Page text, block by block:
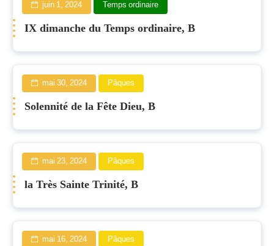
juin 1, 2024 Temps ordinaire
IX dimanche du Temps ordinaire, B
mai 30, 2024 Pâques
Solennité de la Fête Dieu, B
mai 23, 2024 Pâques
la Très Sainte Trinité, B
mai 16, 2024 Pâques